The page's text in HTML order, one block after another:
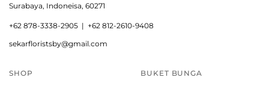
Surabaya, Indoneisa, 60271
+62 878-3338-2905 | +62 812-2610-9408
sekarfloristsby@gmail.com
SHOP BUKET BUNGA